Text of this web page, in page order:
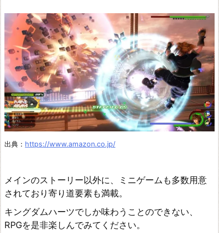
ブ
リ
バ
デ
ィ!
出典： https://www.amazon.co.jp/
メインのストーリー以外に、ミニゲームも多数用意
されており寄り道要素も満載。
キングダムハーツでしか味わうことのできない、
RPGを是非楽しんでみてください。